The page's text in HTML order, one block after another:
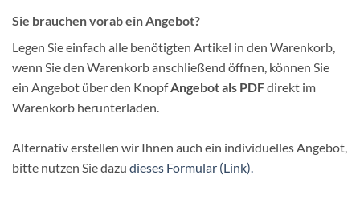
Sie brauchen vorab ein Angebot?
Legen Sie einfach alle benötigten Artikel in den Warenkorb,
wenn Sie den Warenkorb anschließend öffnen, können Sie
ein Angebot über den KnopfAngebot als PDFdirekt im
Warenkorb herunterladen.
Alternativ erstellen wir Ihnen auch ein individuelles Angebot,
bitte nutzen Sie dazu dieses Formular (Link).